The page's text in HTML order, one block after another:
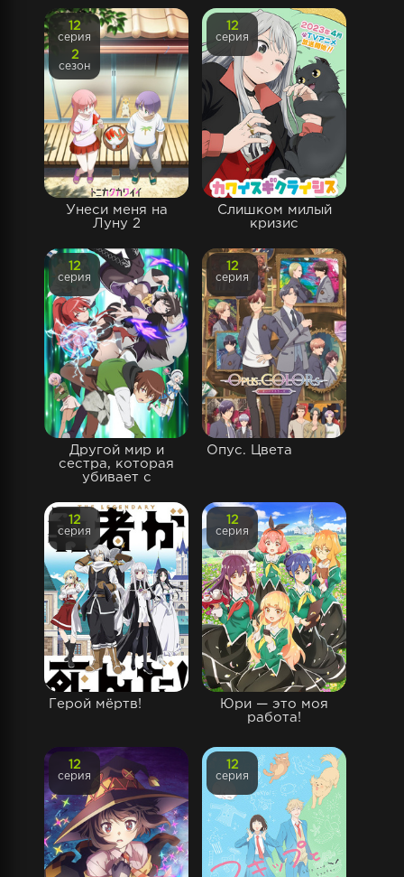
Унеси меня на
Луну 2
12
серия
2
сезон
Слишком милый
кризис
12
серия
Другой мир и
сестра, которая
убивает с
12
серия
Опус. Цвета
12
серия
Герой мёртв!
12
серия
Юри — это моя
работа!
12
серия
12
серия
12
серия